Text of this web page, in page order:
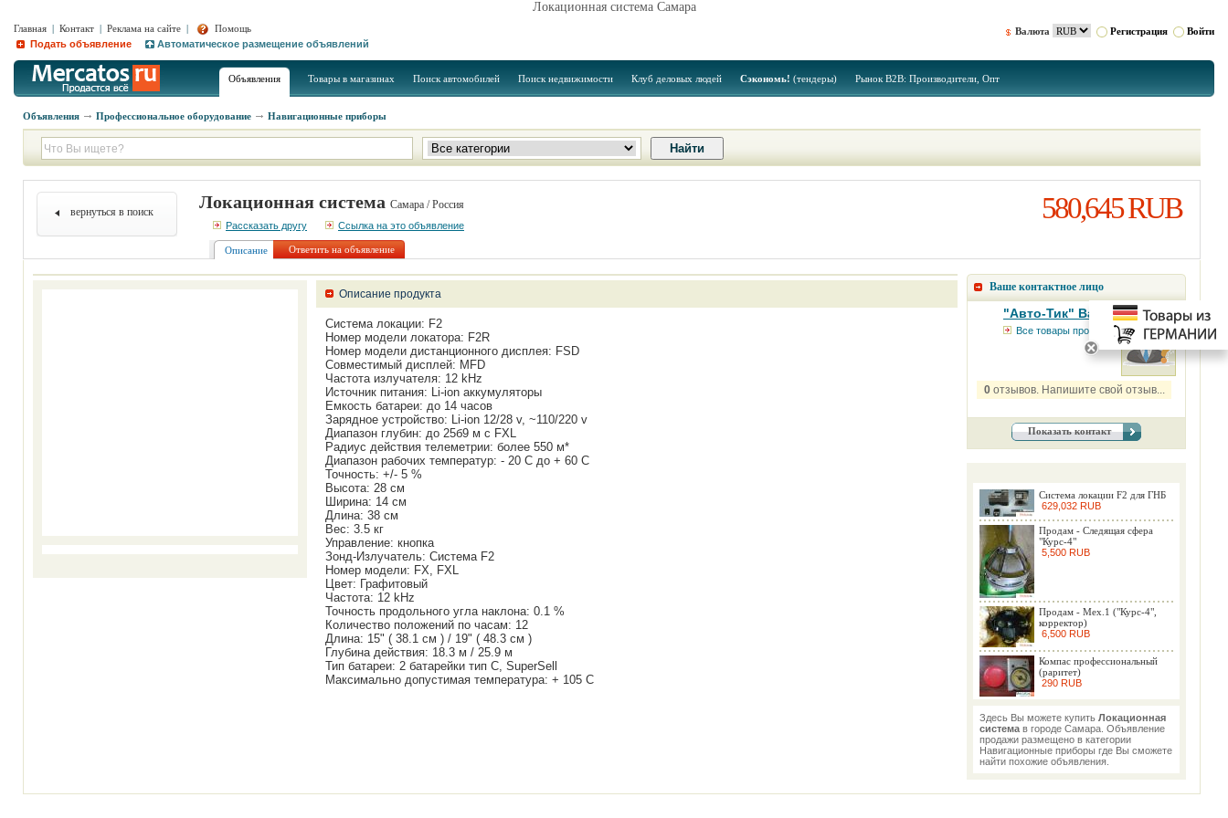
Локационная система Самара
Главная | Контакт | Реклама на сайте |
Помощь
Подать объявление
Автоматическое размещение объявлений
Валюта Регистрация Войти
Объявления Товары в магазинах Поиск автомобилей Поиск недвижимости Клуб деловых людей Сэкономь! (тендеры) Рынок B2B: Производители, Опт
Объявления Профессиональное оборудование Навигационные приборы
вернуться в поиск Локационная система Самара / Россия
Рассказать другу Ссылка на это объявление
580,645 RUB
Описание Ответить на объявление
Описание продукта
Система локации: F2
Номер модели локатора: F2R
Номер модели дистанционного дисплея: FSD
Совместимый дисплей: MFD
Частота излучателя: 12 kHz
Источник питания: Li-ion аккумуляторы
Емкость батареи: до 14 часов
Зарядное устройство: Li-ion 12/28 v, ~110/220 v
Диапазон глубин: до 25б9 м с FXL
Радиус действия телеметрии: более 550 м*
Диапазон рабочих температур: - 20 С до + 60 С
Точность: +/- 5 %
Высота: 28 см
Ширина: 14 см
Длина: 38 см
Вес: 3.5 кг
Управление: кнопка
Зонд-Излучатель: Система F2
Номер модели: FX, FXL
Цвет: Графитовый
Частота: 12 kHz
Точность продольного угла наклона: 0.1 %
Количество положений по часам: 12
Длина: 15" ( 38.1 см ) / 19" ( 48.3 см )
Глубина действия: 18.3 м / 25.9 м
Тип батареи: 2 батарейки тип С, SuperSell
Максимально допустимая температура: + 105 C
Ваше контактное лицо
"Авто-Тик" Вал***
Все товары продавца
0отзывов. Напишите свой отзыв...
Показать контакт
Система локации F2 для ГНБ
629,032 RUB
Продам - Следящая сфера
"Курс-4"
5,500 RUB
Продам - Мех.1 ("Курс-4",
корректор)
6,500 RUB
Компас профессиональный
(раритет)
290 RUB
Здесь Вы можете купить Локационная
система в городе Самара. Объявление
продажи размещено в категории
Навигационные приборы где Вы сможете
найти похожие объявления.